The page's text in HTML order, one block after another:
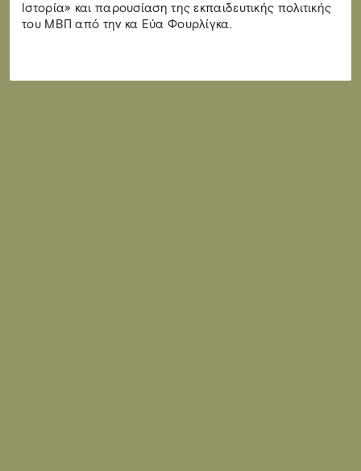
Ιστορία» και παρουσίαση της εκπαιδευτικής πολιτικής
του ΜΒΠ από την κα Εύα Φουρλίγκα.